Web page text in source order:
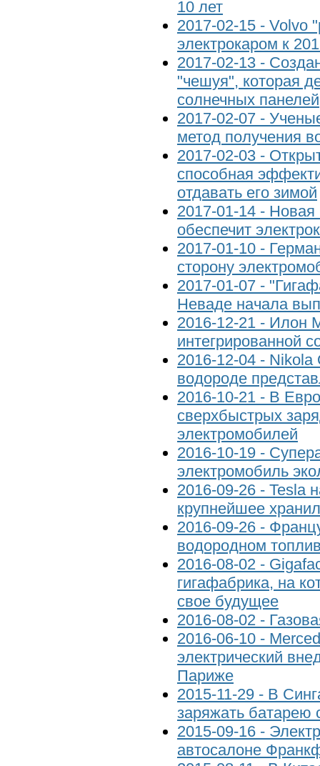
10 лет
2017-02-15 - Volvo
электрокаром к
2017-02-13 -
"чешуя", которая
солнечных панелей
2017-02-07 -
метод получения
2017-02-03 -
способная
отдавать его зимой
2017-01-14 -
обеспечит
2017-01-10 -
сторону
2017-01-07 -
Неваде начала
2016-12-21 - Илон
интегрированной
2016-12-04 - Nikola
водороде
2016-10-21 - В
сверхбыстрых
электромобилей
2016-10-19 -
электромобиль
2016-09-26 - Tesla
крупнейшее
2016-09-26 -
водородном
2016-08-02 -
гигафабрика, на
свое будущее
2016-08-02 -
2016-06-10 -
электрический
Париже
2015-11-29 - В
заряжать батарею
2015-09-16 -
автосалоне